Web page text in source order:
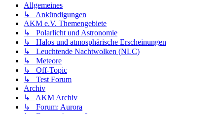
Allgemeines
↳ Ankündigungen
AKM e.V. Themengebiete
↳ Polarlicht und Astronomie
↳ Halos und atmosphärische Erscheinungen
↳ Leuchtende Nachtwolken (NLC)
↳ Meteore
↳ Off-Topic
↳ Test Forum
Archiv
↳ AKM Archiv
↳ Forum: Aurora